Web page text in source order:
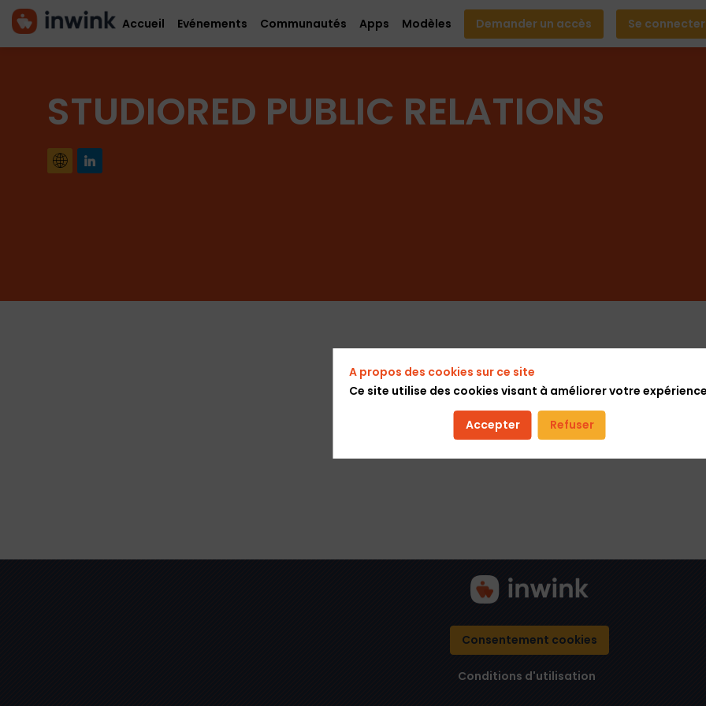
Accueil Evénements Communautés Apps Modèles Demander un accès Se connecter
STUDIORED PUBLIC RELATIONS
Consentement cookies
Conditions d'utilisation
A propos des cookies sur ce site
Ce site utilise des cookies visant à améliorer votre
Accepter Refuser